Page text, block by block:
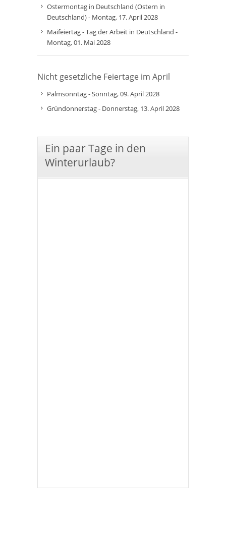
Ostermontag in Deutschland (Ostern in
Deutschland) - Montag, 17. April 2028
Maifeiertag - Tag der Arbeit in Deutschland -
Montag, 01. Mai 2028
Nicht gesetzliche Feiertage im April
Palmsonntag - Sonntag, 09. April 2028
Gründonnerstag - Donnerstag, 13. April 2028
Ein paar Tage in den
Winterurlaub?